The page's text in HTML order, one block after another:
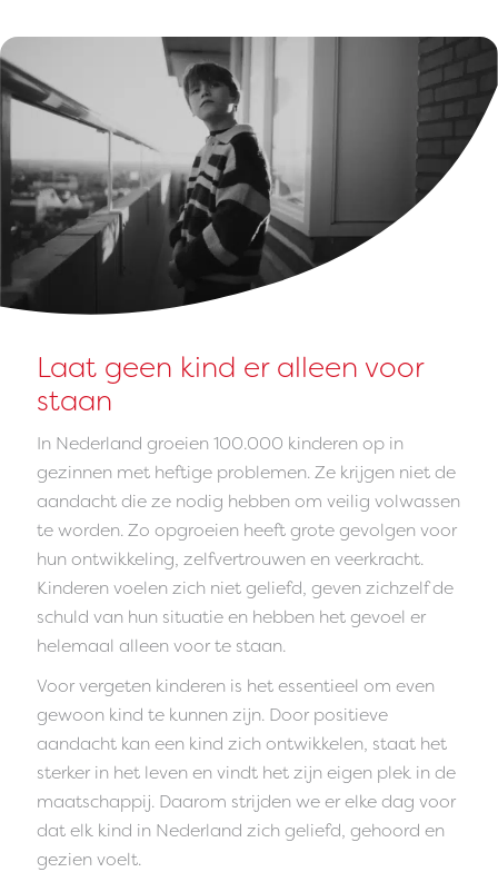
Laat geen kind er alleen voor
staan
In Nederland groeien 100.000 kinderen op in
gezinnen met heftige problemen. Ze krijgen niet de
aandacht die ze nodig hebben om veilig volwassen
te worden. Zo opgroeien heeft grote gevolgen voor
hun ontwikkeling, zelfvertrouwen en veerkracht.
Kinderen voelen zich niet geliefd, geven zichzelf de
schuld van hun situatie en hebben het gevoel er
helemaal alleen voor te staan.
Voor vergeten kinderen is het essentieel om even
gewoon kind te kunnen zijn. Door positieve
aandacht kan een kind zich ontwikkelen, staat het
sterker in het leven en vindt het zijn eigen plek in de
maatschappij. Daarom strijden we er elke dag voor
dat elk kind in Nederland zich geliefd, gehoord en
gezien voelt.